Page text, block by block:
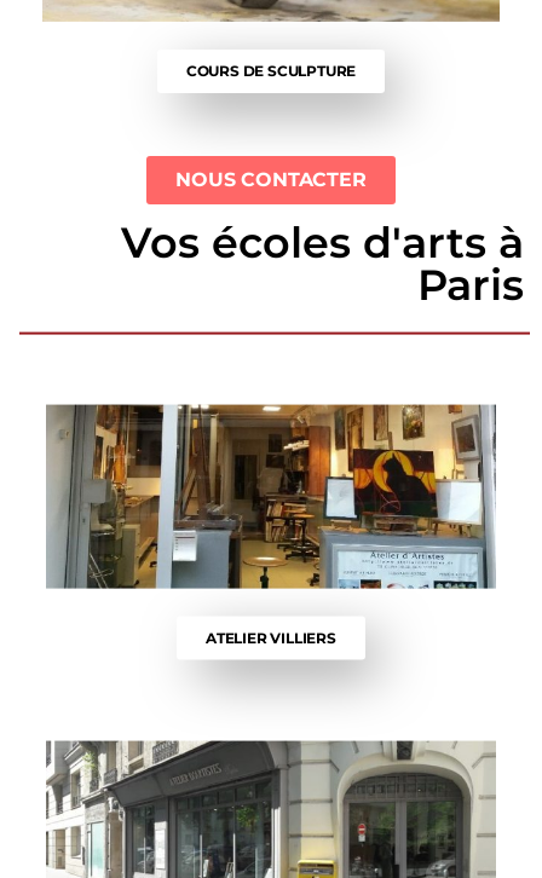
COURS DE SCULPTURE
NOUS CONTACTER
Vos écoles d'arts à
Paris
ATELIER VILLIERS